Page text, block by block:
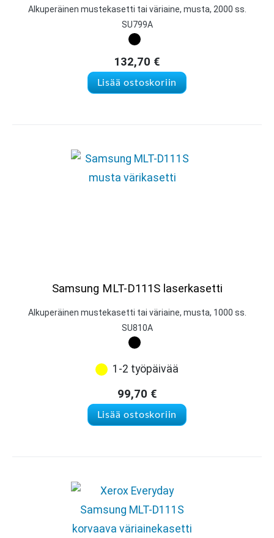
Alkuperäinen mustekasetti tai väriaine, musta, 2000 ss.
SU799A
132,70 €
Lisää ostoskoriin
Samsung MLT-D111S laserkasetti
Alkuperäinen mustekasetti tai väriaine, musta, 1000 ss.
SU810A
1-2 työpäivää
99,70 €
Lisää ostoskoriin